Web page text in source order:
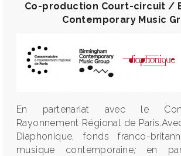
Co-production Court-circuit /
Contemporary Music
En partenariat avec le
Rayonnement Régional de
Diaphonique,
fonds franco-
musique contemporaine; en